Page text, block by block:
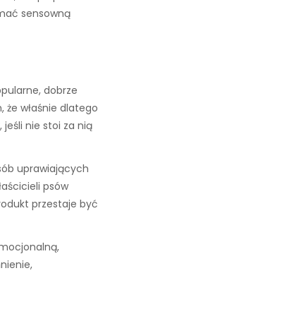
sensowną
dobrze
właśnie dlatego
nie stoi za nią
uprawiających
psów
przestaje być